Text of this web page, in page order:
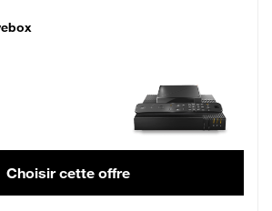
Livebox Lite Fibre
Choisir cette offre